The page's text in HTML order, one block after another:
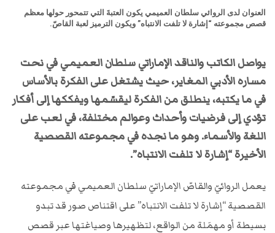
العنوان لدى الروائي سلطان العميمي يكون العتبةَ التي تتمحور حولها معظم
قصص مجموعته “إشارة لا تلفت الانتباه” ويكون الترميز لعبة القاصّ.
يواصل الكاتب والناقد الإماراتي سلطان العميمي في نحت
مساره الأدبي المغاير، حيث يشتغل على الفكرة بالأساس
في ما يكتبه، ينطلق من الفكرة ليقسّمها ويفككها إلى أفكار
تؤدي إلى فرضيات وأحداث وعوالم مختلفة، في لعب على
اللغة والأسماء. وهو ما نجده في مجموعته القصصية
الأخيرة “إشارة لا تلفت الانتباه”.
يعمل الروائيّ والقاصّ الإماراتيّ سلطان العميمي في مجموعته
القصصية “إشارة لا تلفت الانتباه” على اقتناص صور قد تبدو
بسيطة أو مهمَلة من الواقع، لتظهيرها وصياغتها عبر قصص